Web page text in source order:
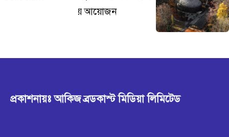
প্রকাশনায়ঃ আকিজ ব্রডকাস্ট মিডিয়া লিমিটেড